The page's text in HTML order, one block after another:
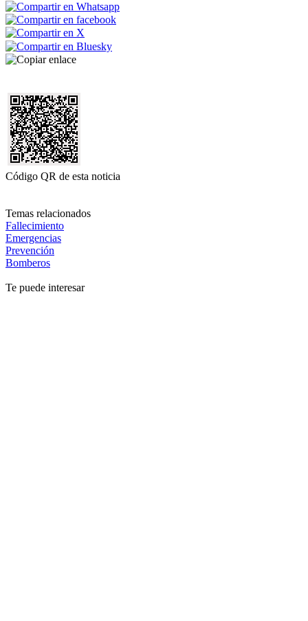
Código QR de esta noticia
Temas relacionados
Fallecimiento
Emergencias
Prevención
Bomberos
Te puede interesar